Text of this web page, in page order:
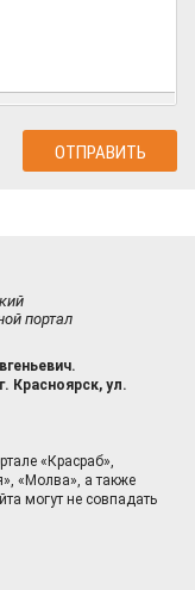
портал
Красноярск, ул.
«Красраб»,
«Молва», а также
могут не совпадать